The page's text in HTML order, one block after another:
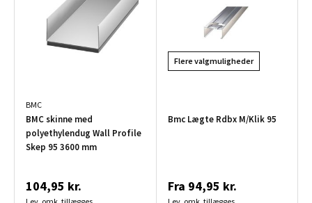
BMC
BMC skinne med
polyethylendug Wall Profile
Skep 95 3600 mm
104,95 kr.
Flere valgmuligheder
Bmc Lægte Rdbx M/Klik 95
Fra 94,95 kr.